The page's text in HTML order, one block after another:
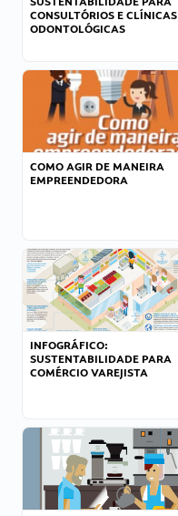
CONSULTÓRIOS E CLÍNICAS
ODONTOLÓGICAS
COMO AGIR DE MANEIRA
EMPREENDEDORA
INFOGRÁFICO:
SUSTENTABILIDADE PARA
COMÉRCIO VAREJISTA